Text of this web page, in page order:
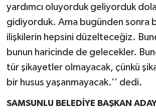
yardımcı oluyorduk geliyorduk
gidiyorduk. Ama bugünden sonra
ilişkilerin hepsini düzelteceğiz.
bunun haricinde de gelecekler.
tür şikayetler olmayacak, çünkü
bir husus yaşanmayacak.’’ dedi.
SAMSUNLU BELEDİYE BAŞKAN